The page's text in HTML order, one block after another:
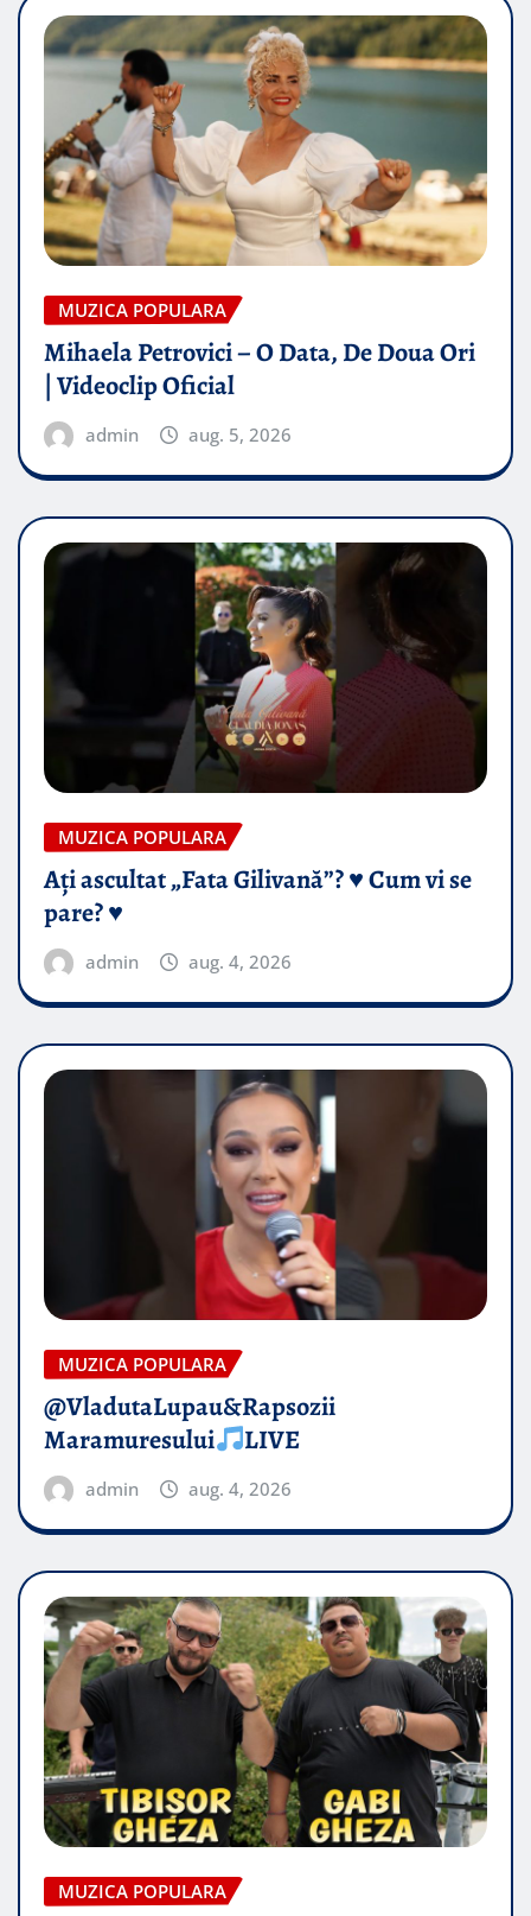
MUZICA POPULARA
Mihaela Petrovici – O Data, De Doua Ori
| Videoclip Oficial
admin aug. 5, 2026
MUZICA POPULARA
Ați ascultat „Fata Gilivană”? ♥️ Cum vi se
pare? ♥️
admin aug. 4, 2026
MUZICA POPULARA
@VladutaLupau&Rapsozii
Maramuresului
LIVE
admin aug. 4, 2026
MUZICA POPULARA